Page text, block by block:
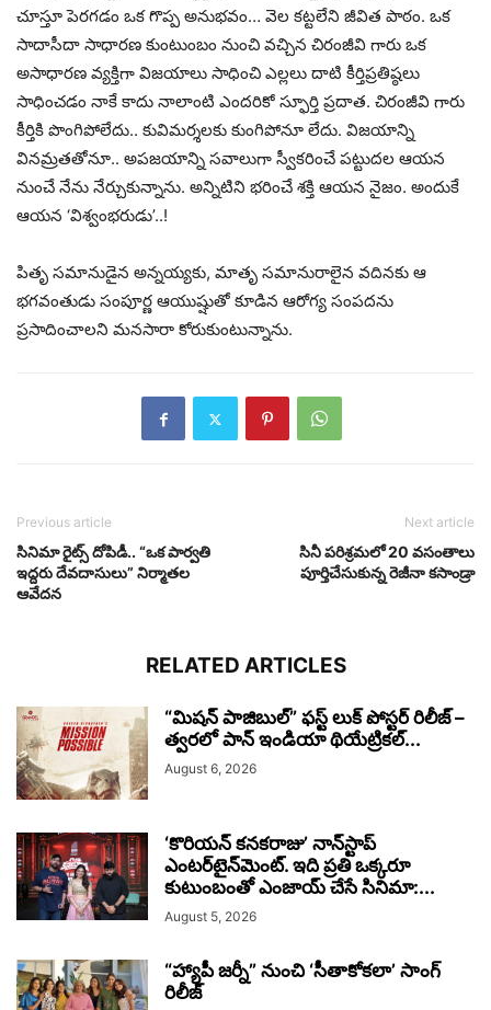
చూస్తూ పెరగడం ఒక గొప్ప అనుభవం… వెల కట్టలేని జీవిత పాఠం. ఒక
సాదాసీదా సాధారణ కుంటుంబం నుంచి వచ్చిన చిరంజీవి గారు ఒక
అసాధారణ వ్యక్తిగా విజయాలు సాధించి ఎల్లలు దాటి కీర్తిప్రతిష్ఠలు
సాధించడం నాకే కాదు నాలాంటి ఎందరికో స్ఫూర్తి ప్రదాత. చిరంజీవి గారు
కీర్తికి పొంగిపోలేదు.. కువిమర్శలకు కుంగిపోనూ లేదు. విజయాన్ని
వినమ్రతతోనూ.. అపజయాన్ని సవాలుగా స్వీకరించే పట్టుదల ఆయన
నుంచే నేను నేర్చుకున్నాను. అన్నిటిని భరించే శక్తి ఆయన నైజం. అందుకే
ఆయన ‘విశ్వంభరుడు’..!
పితృ సమానుడైన అన్నయ్యకు, మాతృ సమానురాలైన వదినకు ఆ
భగవంతుడు సంపూర్ణ ఆయుష్షుతో కూడిన ఆరోగ్య సంపదను
ప్రసాదించాలని మనసారా కోరుకుంటున్నాను.
Previous article
సినిమా రైట్స్ దోపిడీ.. “ఒక పార్వతి
ఇద్దరు దేవదాసులు” నిర్మాతల
ఆవేదన
Next article
సినీ పరిశ్రమలో 20 వసంతాలు
పూర్తిచేసుకున్న రెజీనా కసాండ్రా
RELATED ARTICLES
“మిషన్ పాజిబుల్” ఫస్ట్ లుక్ పోస్టర్ రిలీజ్ –
త్వరలో పాన్ ఇండియా థియేట్రికల్...
August 6, 2026
‘కొరియన్ కనకరాజు’ నాన్‌స్టాప్
ఎంటర్‌టైన్‌మెంట్. ఇది ప్రతి ఒక్కరూ
కుటుంబంతో ఎంజాయ్ చేసే సినిమా:...
August 5, 2026
“హ్యాపీ జర్నీ” నుంచి ‘సీతాకోకలా’ సాంగ్
రిలీజ్